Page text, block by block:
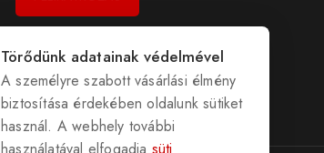
Törődünk adatainak védelmével
A személyre szabott vásárlási élmény
biztosítása érdekében oldalunk sütiket
használ. A webhely további